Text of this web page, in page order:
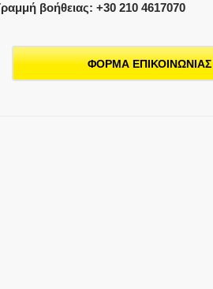
βοήθειας: +30 210 4617070
ΦΟΡΜΑ ΕΠΙΚΟΙΝΩΝΙΑΣ